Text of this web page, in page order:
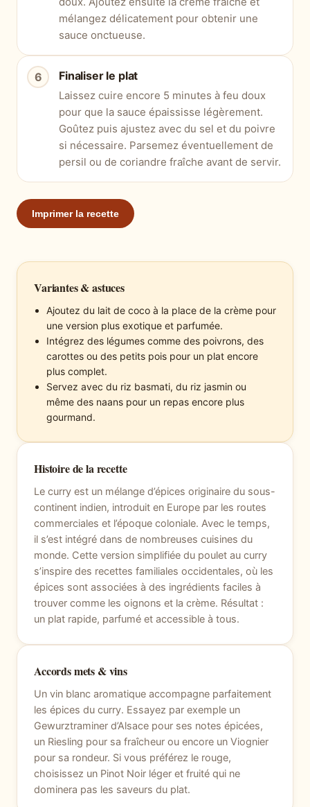
mélangez délicatement pour obtenir une
sauce onctueuse.
Finaliser le plat
Laissez cuire encore 5 minutes à feu doux
pour que la sauce épaississe légèrement.
Goûtez puis ajustez avec du sel et du poivre
si nécessaire. Parsemez éventuellement de
persil ou de coriandre fraîche avant de servir.
Imprimer la recette
Variantes & astuces
Ajoutez du lait de coco à la place de la crème pour
une version plus exotique et parfumée.
Intégrez des légumes comme des poivrons, des
carottes ou des petits pois pour un plat encore
plus complet.
Servez avec du riz basmati, du riz jasmin ou
même des naans pour un repas encore plus
gourmand.
Histoire de la recette
Le curry est un mélange d’épices originaire du sous-
continent indien, introduit en Europe par les routes
commerciales et l’époque coloniale. Avec le temps,
il s’est intégré dans de nombreuses cuisines du
monde. Cette version simplifiée du poulet au curry
s’inspire des recettes familiales occidentales, où les
épices sont associées à des ingrédients faciles à
trouver comme les oignons et la crème. Résultat :
un plat rapide, parfumé et accessible à tous.
Accords mets & vins
Un vin blanc aromatique accompagne parfaitement
les épices du curry. Essayez par exemple un
Gewurztraminer d’Alsace pour ses notes épicées,
un Riesling pour sa fraîcheur ou encore un Viognier
pour sa rondeur. Si vous préférez le rouge,
choisissez un Pinot Noir léger et fruité qui ne
dominera pas les saveurs du plat.